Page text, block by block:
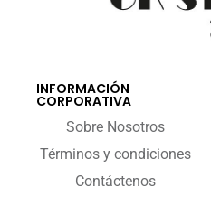
INFORMACIÓN
CORPORATIVA
Sobre Nosotros
Términos y condiciones
Contáctenos